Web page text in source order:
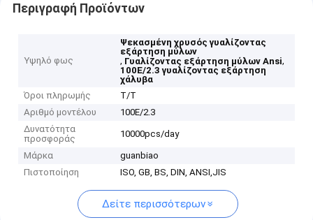
Περιγραφή Προϊόντων
Υψηλό φως
Ψεκασμένη χρυσός γυαλίζοντας
εξάρτηση μύλων
, Γυαλίζοντας εξάρτηση μύλων Ansi,
100E/2.3 γυαλίζοντας εξάρτηση
χάλυβα
Όροι πληρωμής
T/T
Αριθμό μοντέλου
100E/2.3
Δυνατότητα
προσφοράς
10000pcs/day
Μάρκα
guanbiao
Πιστοποίηση
ISO, GB, BS, DIN, ANSI,JIS
Δείτε περισσότερων